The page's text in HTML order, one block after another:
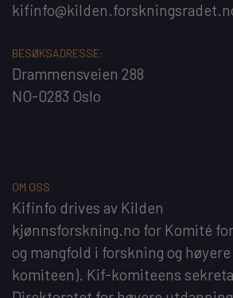
BESØKSADRESSE:
Drammensveien 288
NO-0283 Oslo
OM OSS
Kifinfo drives av Kilden
kjønnsforskning.no for Komité
og mangfold i forskning og
komiteen). Kif-komiteens